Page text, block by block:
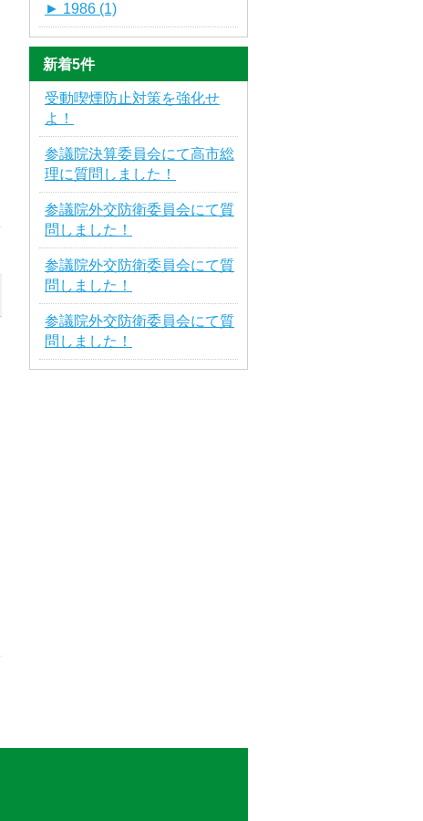
► 1986 (1)
新着5件
受動喫煙防止対策を強化せ
よ！
参議院決算委員会にて高市総
理に質問しました！
参議院外交防衛委員会にて質
問しました！
参議院外交防衛委員会にて質
問しました！
参議院外交防衛委員会にて質
問しました！